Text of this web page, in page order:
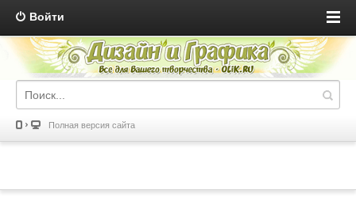
Войти
Полная версия сайта